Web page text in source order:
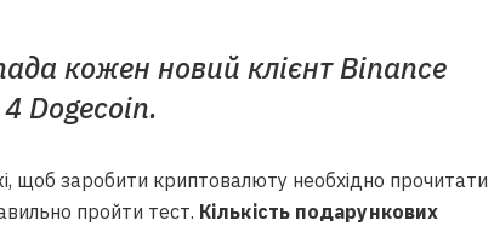
кожен новий клієнт Binance
Dogecoin.
щоб заробити криптовалюту необхідно прочитати
пройти тест. Кількість подарункових